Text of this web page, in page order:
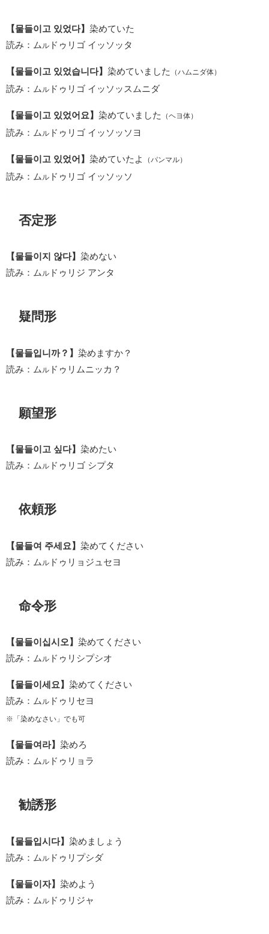
【물들이고 있었다】 染めていた
読み：ム ル ドゥリゴ イッソッタ
【물들이고 있었습니다】 染めていました （ハムニダ体）
読み：ム ル ドゥリゴ イッソッスムニダ
【물들이고 있었어요】 染めていました （ヘヨ体）
読み：ム ル ドゥリゴ イッソッソヨ
【물들이고 있었어】 染めていたよ （パンマル）
読み：ム ル ドゥリゴ イッソッソ
否定形
【물들이지 않다】 染めない
読み：ム ル ドゥリジ アンタ
疑問形
【물들입니까？】 染めますか？
読み：ム ル ドゥリムニッカ？
願望形
【물들이고 싶다】 染めたい
読み：ム ル ドゥリゴ シプタ
依頼形
【물들여 주세요】 染めてください
読み：ム ル ドゥリョジュセヨ
命令形
【물들이십시오】 染めてください
読み：ム ル ドゥリシプシオ
【물들이세요】 染めてください
読み：ム ル ドゥリセヨ
※「染めなさい」でも可
【물들여라】 染めろ
読み：ム ル ドゥリョラ
勧誘形
【물들입시다】 染めましょう
読み：ム ル ドゥリプシダ
【물들이자】 染めよう
読み：ム ル ドゥリジャ